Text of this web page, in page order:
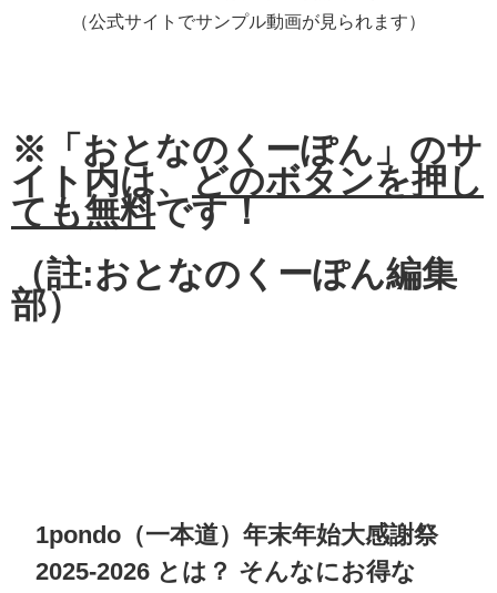
（公式サイトでサンプル動画が見られます）
※「おとなのくーぽん」のサ
イト内は、 どのボタンを押し
ても無料です！
（註:おとなのくーぽん編集
部）
1pondo（一本道）年末年始大感謝祭
2025-2026 とは？ そんなにお得な